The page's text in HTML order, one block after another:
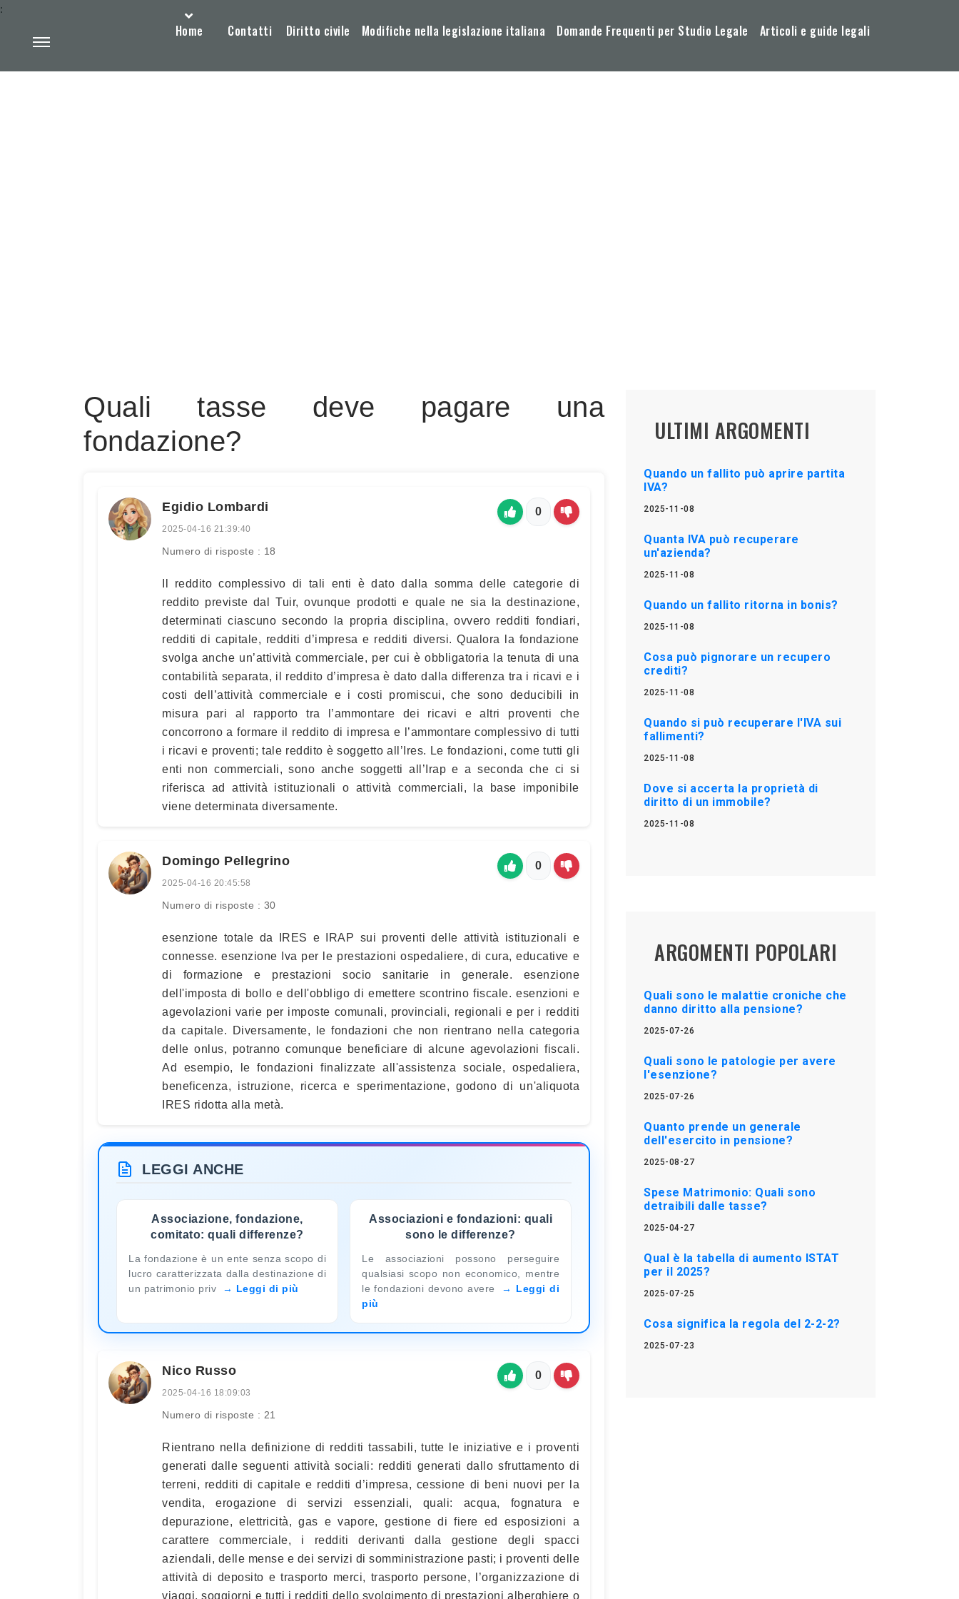
Home Contatti Diritto civile Modifiche nella legislazione italiana Domande Frequenti per Studio Legale Articoli e guide legali
:
Quali tasse deve pagare una
fondazione?
Egidio Lombardi
2025-04-16 21:39:40
Numero di risposte : 18
0
Il reddito complessivo di tali enti è dato dalla somma delle categorie di
reddito previste dal Tuir, ovunque prodotti e quale ne sia la destinazione,
determinati ciascuno secondo la propria disciplina, ovvero redditi fondiari,
redditi di capitale, redditi d’impresa e redditi diversi. Qualora la fondazione
svolga anche un’attività commerciale, per cui è obbligatoria la tenuta di una
contabilità separata, il reddito d’impresa è dato dalla differenza tra i ricavi e i
costi dell’attività commerciale e i costi promiscui, che sono deducibili in
misura pari al rapporto tra l’ammontare dei ricavi e altri proventi che
concorrono a formare il reddito di impresa e l’ammontare complessivo di tutti
i ricavi e proventi; tale reddito è soggetto all’Ires. Le fondazioni, come tutti gli
enti non commerciali, sono anche soggetti all’Irap e a seconda che ci si
riferisca ad attività istituzionali o attività commerciali, la base imponibile
viene determinata diversamente.
Domingo Pellegrino
2025-04-16 20:45:58
Numero di risposte : 30
0
esenzione totale da IRES e IRAP sui proventi delle attività istituzionali e
connesse. esenzione Iva per le prestazioni ospedaliere, di cura, educative e
di formazione e prestazioni socio sanitarie in generale. esenzione
dell'imposta di bollo e dell'obbligo di emettere scontrino fiscale. esenzioni e
agevolazioni varie per imposte comunali, provinciali, regionali e per i redditi
da capitale. Diversamente, le fondazioni che non rientrano nella categoria
delle onlus, potranno comunque beneficiare di alcune agevolazioni fiscali.
Ad esempio, le fondazioni finalizzate all'assistenza sociale, ospedaliera,
beneficenza, istruzione, ricerca e sperimentazione, godono di un'aliquota
IRES ridotta alla metà.
LEGGI ANCHE
Associazione, fondazione,
comitato: quali differenze?
La fondazione è un ente senza scopo di
lucro caratterizzata dalla destinazione di
un patrimonio priv
Leggi di più
Associazioni e fondazioni: quali
sono le differenze?
Le associazioni possono perseguire
qualsiasi scopo non economico, mentre
le fondazioni devono avere
Leggi di
più
Nico Russo
2025-04-16 18:09:03
Numero di risposte : 21
0
Rientrano nella definizione di redditi tassabili, tutte le iniziative e i proventi
generati dalle seguenti attività sociali: redditi generati dallo sfruttamento di
terreni, redditi di capitale e redditi d’impresa, cessione di beni nuovi per la
vendita, erogazione di servizi essenziali, quali: acqua, fognatura e
depurazione, elettricità, gas e vapore, gestione di fiere ed esposizioni a
carattere commerciale, i redditi derivanti dalla gestione degli spacci
aziendali, delle mense e dei servizi di somministrazione pasti; i proventi delle
attività di deposito e trasporto merci, trasporto persone, l’organizzazione di
viaggi, soggiorni e tutti i redditi dello svolgimento di prestazioni alberghiere o
ULTIMI ARGOMENTI
Quando un fallito può aprire partita
IVA?
2025-11-08
Quanta IVA può recuperare
un'azienda?
2025-11-08
Quando un fallito ritorna in bonis?
2025-11-08
Cosa può pignorare un recupero
crediti?
2025-11-08
Quando si può recuperare l'IVA sui
fallimenti?
2025-11-08
Dove si accerta la proprietà di
diritto di un immobile?
2025-11-08
ARGOMENTI POPOLARI
Quali sono le malattie croniche che
danno diritto alla pensione?
2025-07-26
Quali sono le patologie per avere
l'esenzione?
2025-07-26
Quanto prende un generale
dell'esercito in pensione?
2025-08-27
Spese Matrimonio: Quali sono
detraibili dalle tasse?
2025-04-27
Qual è la tabella di aumento ISTAT
per il 2025?
2025-07-25
Cosa significa la regola del 2-2-2?
2025-07-23